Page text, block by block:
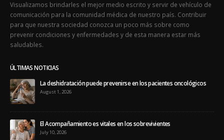
Visualizamos brindarles el mejor medio escrito y servir de vehículo de
comunicación para la comunidad médica de nuestro país. Contribuir
para que nuestra sociedad conozca un poco más sobre como
prevenir condiciones y enfermedades y de esta manera estar más
saludables.
ÚLTIMAS NOTICIAS
La deshidratación puede prevenirse en los pacientes oncológicos
August 1, 2026
El Acompañamiento es vitales en los sobrevivientes
July 10, 2026